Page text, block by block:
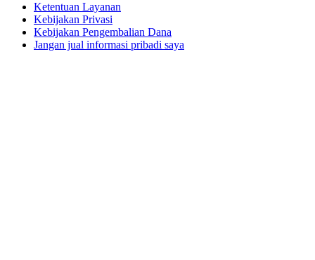
Ketentuan Layanan
Kebijakan Privasi
Kebijakan Pengembalian Dana
Jangan jual informasi pribadi saya